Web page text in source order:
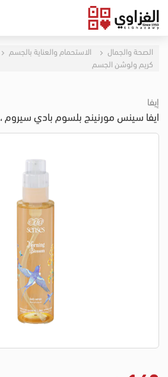
الصحة والجمال الاستحمام والعناية بالجسم
كريم ولوشن الجسم
إيفا
ايفا سينس مورنينج بلسوم بادي سيروم ، 150مل